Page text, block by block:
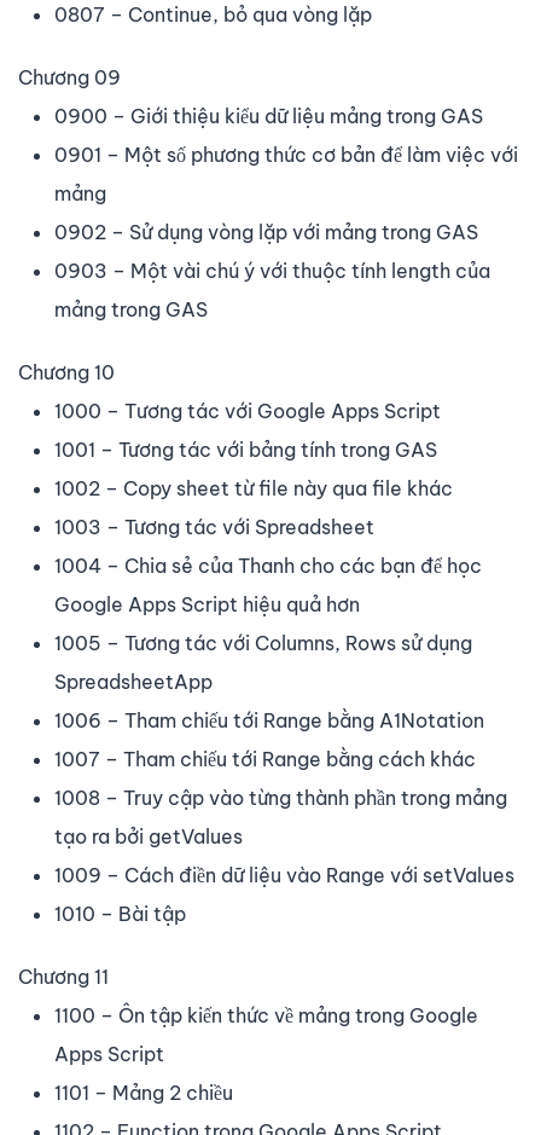
0807 – Continue, bỏ qua vòng lặp
Chương 09
0900 – Giới thiệu kiểu dữ liệu mảng trong GAS
0901 – Một số phương thức cơ bản để làm việc với
mảng
0902 – Sử dụng vòng lặp với mảng trong GAS
0903 – Một vài chú ý với thuộc tính length của
mảng trong GAS
Chương 10
1000 – Tương tác với Google Apps Script
1001 – Tương tác với bảng tính trong GAS
1002 – Copy sheet từ file này qua file khác
1003 – Tương tác với Spreadsheet
1004 – Chia sẻ của Thanh cho các bạn để học
Google Apps Script hiệu quả hơn
1005 – Tương tác với Columns, Rows sử dụng
SpreadsheetApp
1006 – Tham chiếu tới Range bằng A1Notation
1007 – Tham chiếu tới Range bằng cách khác
1008 – Truy cập vào từng thành phần trong mảng
tạo ra bởi getValues
1009 – Cách điền dữ liệu vào Range với setValues
1010 – Bài tập
Chương 11
1100 – Ôn tập kiến thức về mảng trong Google
Apps Script
1101 – Mảng 2 chiều